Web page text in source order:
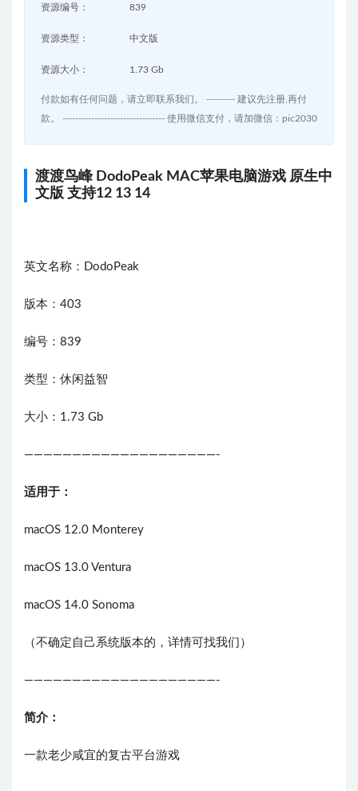
资源编号： 839
资源类型： 中文版
资源大小： 1.73 Gb
付款如有任何问题，请立即联系我们。 --------- 建议先注册,再付
款。 -------------------------------- 使用微信支付，请加微信：pic2030
渡渡鸟峰 DodoPeak MAC苹果电脑游戏 原生中
文版 支持12 13 14
英文名称：DodoPeak
版本：403
编号：839
类型：休闲益智
大小：1.73 Gb
————————————————————-
适用于：
macOS 12.0 Monterey
macOS 13.0 Ventura
macOS 14.0 Sonoma
（不确定自己系统版本的，详情可找我们）
————————————————————-
简介：
一款老少咸宜的复古平台游戏